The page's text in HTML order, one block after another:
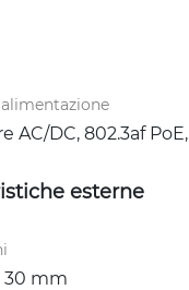
AC/DC, 802.3af PoE,
esterne
30 mm